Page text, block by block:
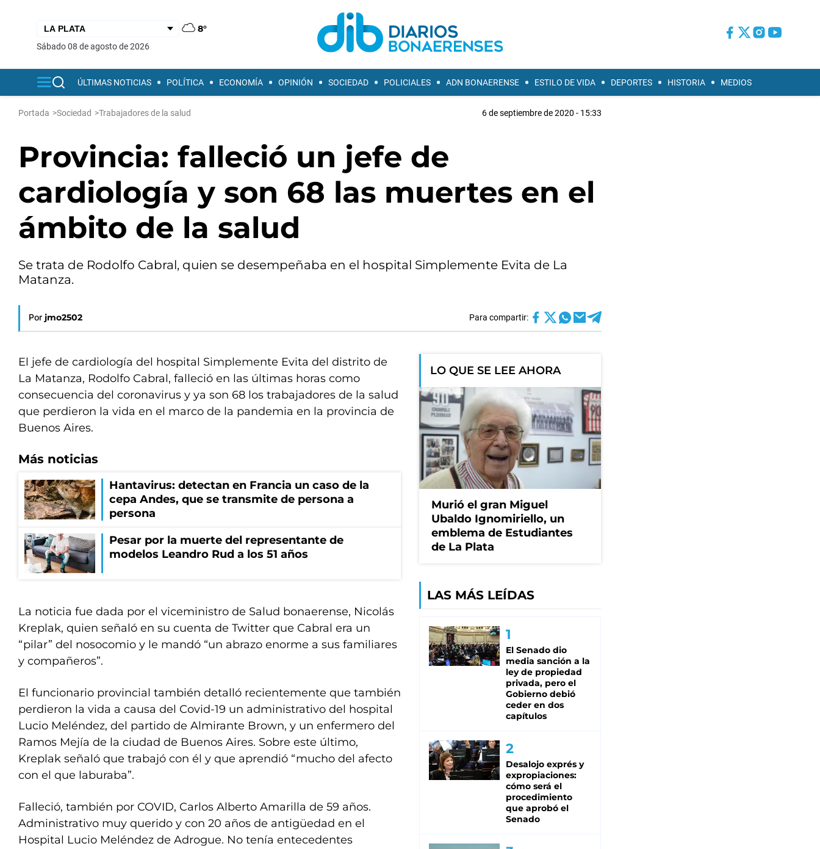
8°
sábado 08 de agosto de 2026
ÚLTIMAS NOTICIAS POLÍTICA ECONOMÍA OPINIÓN SOCIEDAD POLICIALES ADN BONAERENSE ESTILO DE VIDA DEPORTES HISTORIA MEDIOS
Portada >Sociedad >Trabajadores de la salud 6 de septiembre de 2020 - 15:33
Provincia: falleció un jefe de
cardiología y son 68 las muertes en el
ámbito de la salud
Se trata de Rodolfo Cabral, quien se desempeñaba en el hospital Simplemente Evita de La
Matanza.
Por jmo2502 Para compartir:
El jefe de cardiología del hospital Simplemente Evita del distrito de
La Matanza, Rodolfo Cabral, falleció en las últimas horas como
consecuencia del coronavirus y ya son 68 los trabajadores de la salud
que perdieron la vida en el marco de la pandemia en la provincia de
Buenos Aires.
Más noticias
Hantavirus: detectan en Francia un caso de la
cepa Andes, que se transmite de persona a
persona
Pesar por la muerte del representante de
modelos Leandro Rud a los 51 años
La noticia fue dada por el viceministro de Salud bonaerense, Nicolás
Kreplak, quien señaló en su cuenta de Twitter que Cabral era un
“pilar” del nosocomio y le mandó “un abrazo enorme a sus familiares
y compañeros”.
El funcionario provincial también detalló recientemente que también
perdieron la vida a causa del Covid-19 un administrativo del hospital
Lucio Meléndez, del partido de Almirante Brown, y un enfermero del
Ramos Mejía de la ciudad de Buenos Aires. Sobre este último,
Kreplak señaló que trabajó con él y que aprendió “mucho del afecto
con el que laburaba”.
Falleció, también por COVID, Carlos Alberto Amarilla de 59 años.
Administrativo muy querido y con 20 años de antigüedad en el
Hospital Lucio Meléndez de Adrogue. No tenía entecedentes
LO QUE SE LEE AHORA
Murió el gran Miguel
Ubaldo Ignomiriello, un
emblema de Estudiantes
de La Plata
LAS MÁS LEÍDAS
El Senado dio
media sanción a la
ley de propiedad
privada, pero el
Gobierno debió
ceder en dos
capítulos
Desalojo exprés y
expropiaciones:
cómo será el
procedimiento
que aprobó el
Senado